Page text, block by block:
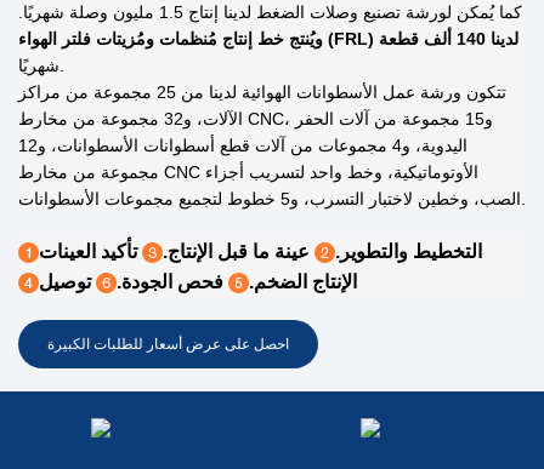
كما يُمكن لورشة تصنيع وصلات الضغط لدينا إنتاج 1.5 مليون وصلة شهريًا.
ويُنتج خط إنتاج مُنظمات ومُزيتات فلتر الهواء (FRL) لدينا 140 ألف قطعة
تتكون ورشة عمل الأسطوانات الهوائية لدينا من 25 مجموعة من مراكز
الآلات، و32 مجموعة من مخارط CNC، و15 مجموعة من آلات الحفر
اليدوية، و4 مجموعات من آلات قطع أسطوانات الأسطوانات، و12
مجموعة من مخارط CNC الأوتوماتيكية، وخط واحد لتسريب أجزاء
التخطيط والتطوير. عينة ما قبل الإنتاج.
تأكيد العينات
الإنتاج الضخم.
فحص الجودة. توصيل
احصل على عرض أسعار للطلبات الكبيرة